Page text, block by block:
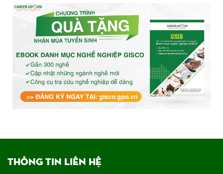
THÔNG TIN LIÊN HỆ